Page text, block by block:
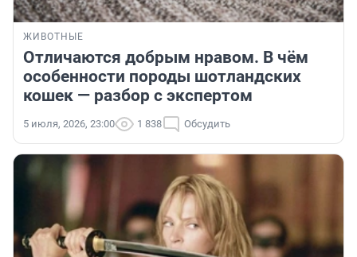
ЖИВОТНЫЕ
Отличаются добрым нравом. В чём
особенности породы шотландских
кошек — разбор с экспертом
5 июля, 2026, 23:00 1 838 Обсудить